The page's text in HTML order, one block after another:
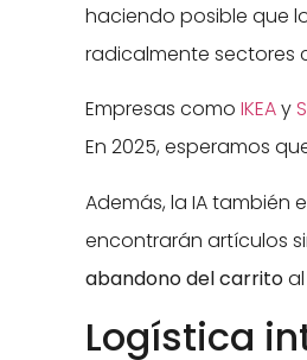
haciendo posible que
radicalmente sectores
Empresas como IKEAy
En 2025, esperamos
Además, la IA también
encontrarán artículos
abandono del carrito
Logística